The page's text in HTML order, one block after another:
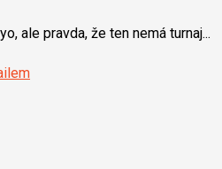
ale pravda, že ten nemá turnaj...